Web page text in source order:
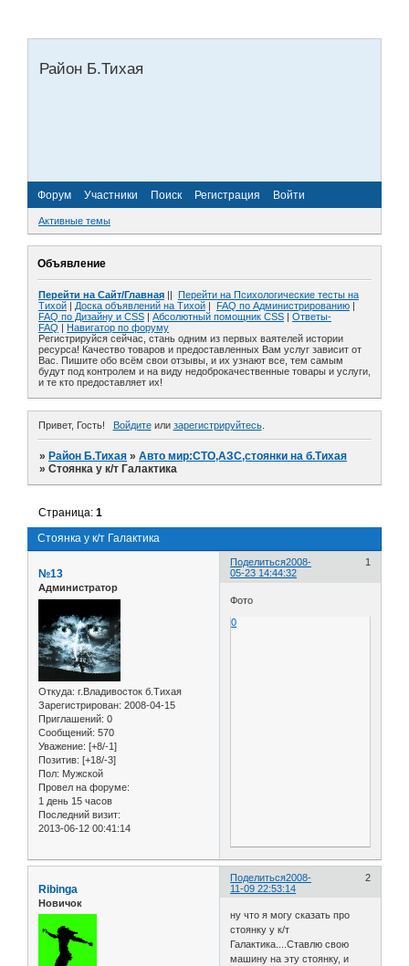
Район Б.Тихая
Форум Участники Поиск Регистрация Войти
Активные темы
Объявление
Перейти на Сайт/Главная
Перейти на Психологические тесты на
Тихой
Доска объявлений на Тихой FAQ по Администрированию
FAQ по Дизайну и СSS
Абсолютный помощник CSS
Ответы-
FAQ
Навигатор по форуму
Регистрируйся сейчас, стань одним из первых ваятелей истории
ресурса! Качество товаров и предоставленных Вам услуг зависит от
Вас. Пишите обо всём свои отзывы, и их узнают все, тем самым
будут под контролем и на виду недоброкачественные товары и услуги,
и те кто предоставляет их!
Привет, Гость! Войдитеили зарегистрируйтесь.
» Район Б.Тихая »Авто мир:СТО,АЗС,стоянки на б.Тихая
»Стоянка у к/т Галактика
Стоянка у к/т Галактика
Страница:1
Поделиться 1
2008-
05-23 14:44:32
№13
Администратор
Откуда: г.Владивосток б.Тихая
Зарегистрирован: 2008-04-15
Приглашений: 0
Сообщений: 570
Уважение: [+8/-1]
Позитив: [+18/-3]
Пол: Мужской
Провел на форуме:
1 день 15 часов
Последний визит:
2013-06-12 00:41:14
Фото
0
Поделиться 2
2008-
11-09 22:53:14
Ribinga
Новичок
ну что я могу сказать про
стоянку у к/т
Галактика....Ставлю свою
машину на эту стоянку, и